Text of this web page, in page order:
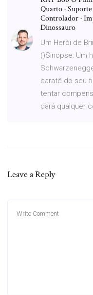
Quarto ·
Controlador ·
Dinossauro
Um Herói de
()Sinopse: Um
caratê do seu
tentar
dará qualquer
Leave a Reply